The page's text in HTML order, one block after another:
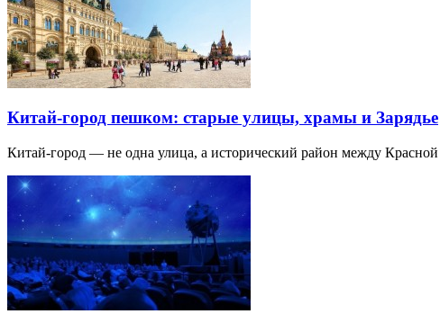
Китай-город пешком: старые улицы, храмы и Зарядье
Китай-город — не одна улица, а исторический район между